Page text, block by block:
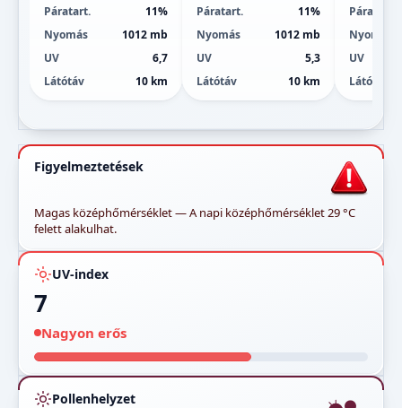
Páratart.
11%
Nyomás
1012 mb
UV
6,7
Látótáv
10 km
Páratart.
11%
Nyomás
1012 mb
UV
5,3
Látótáv
10 km
Páratart.
Nyomás
UV
Látótáv
Figyelmeztetések
Magas középhőmérséklet — A napi középhőmérséklet 29 °C
felett alakulhat.
UV-index
7
Nagyon erős
Pollenhelyzet